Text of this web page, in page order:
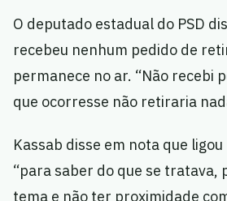
O deputado estadual do PSD
recebeu nenhum pedido de
permanece no ar. “Não recebi
que ocorresse não retiraria
Kassab disse em nota que
“para saber do que se tratava,
tema e não ter proximidade